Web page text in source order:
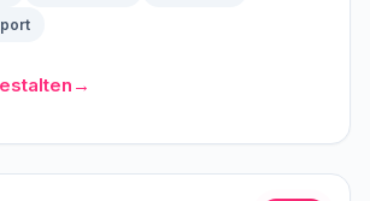
→